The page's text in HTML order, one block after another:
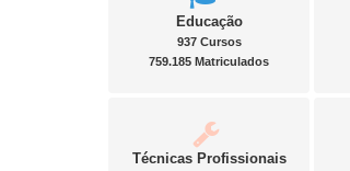
Educação
937 Cursos
759.185 Matriculados
Técnicas Profissionais